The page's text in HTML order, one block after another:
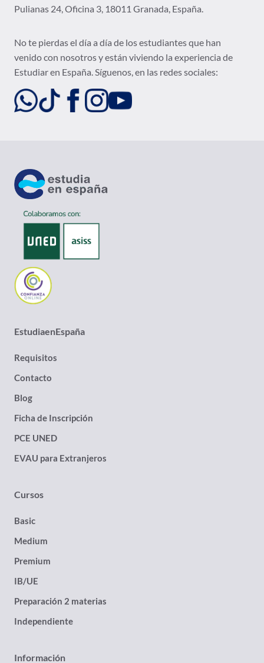
Pulianas 24, Oficina 3, 18011 Granada, España.
No te pierdas el día a día de los estudiantes que han
venido con nosotros y están viviendo la experiencia de
Estudiar en España. Síguenos, en las redes sociales:
EstudiaenEspaña
Requisitos
Contacto
Blog
Ficha de Inscripción
PCE UNED
EVAU para Extranjeros
Cursos
Basic
Medium
Premium
IB/UE
Preparación 2 materias
Independiente
Información